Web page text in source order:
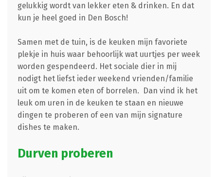
gelukkig wordt van lekker eten & drinken. En dat
kun je heel goed in Den Bosch!
Samen met de tuin, is de keuken mijn favoriete
plekje in huis waar behoorlijk wat uurtjes per week
worden gespendeerd. Het sociale dier in mij
nodigt het liefst ieder weekend vrienden/familie
uit om te komen eten of borrelen. Dan vind ik het
leuk om uren in de keuken te staan en nieuwe
dingen te proberen of een van mijn signature
dishes te maken.
Durven proberen